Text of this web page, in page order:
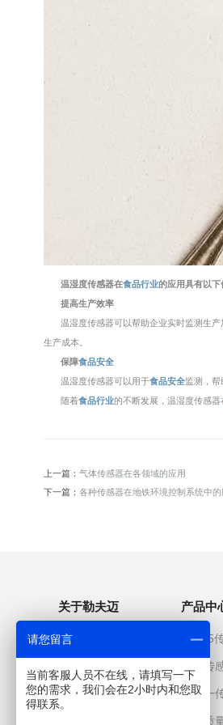
温湿度传感器在食品行业的应用具有以下
提高生产效率
温湿度传感器可以帮助企业实时监测生
生产成本。
保障食品安全
温湿度传感器可以用于食品安全监测，
随着食品行业的不断发展，温湿度传感器
上一篇： 气体传感器在各领域的应用
下一篇： 各种传感器在地铁环境控制系统中的
关于勒夫迈
关于我们
发展历程
产品中
PM2.5
气体传
多合一
空气质
请您留言
当前客服人员不在线，请填写一下
您的需求，我们会在2小时内和您取
得联系。